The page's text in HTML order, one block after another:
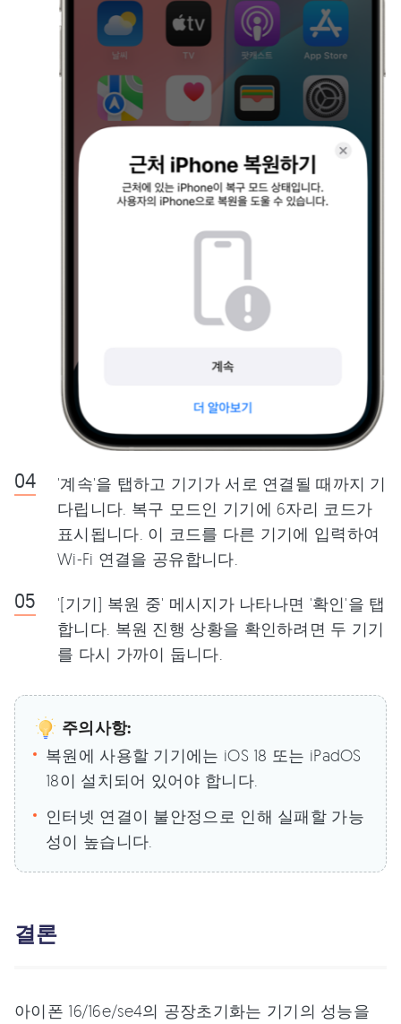
'계속'을 탭하고 기기가 서로 연결될 때까지 기
다립니다. 복구 모드인 기기에 6자리 코드가
표시됩니다. 이 코드를 다른 기기에 입력하여
Wi-Fi 연결을 공유합니다.
'[기기] 복원 중' 메시지가 나타나면 '확인'을 탭
합니다. 복원 진행 상황을 확인하려면 두 기기
를 다시 가까이 둡니다.
주의사항:
복원에 사용할 기기에는 iOS 18 또는 iPadOS
18이 설치되어 있어야 합니다.
인터넷 연결이 불안정으로 인해 실패할 가능
성이 높습니다.
결론
아이폰 16/16e/se4의 공장초기화는 기기의 성능을